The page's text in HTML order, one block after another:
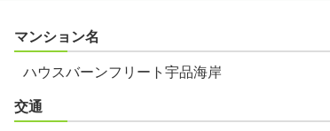
マンション名
ハウスバーンフリート宇品海岸
交通